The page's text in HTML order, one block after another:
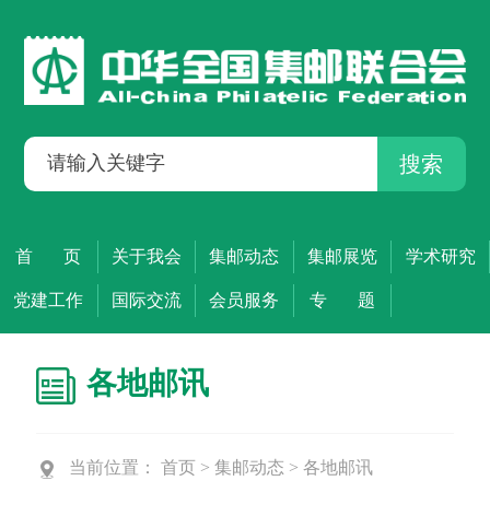
搜索
首 页 关于我会 集邮动态 集邮展览 学术研究
党建工作 国际交流 会员服务 专 题
各地邮讯
当前位置： 首页 > 集邮动态 > 各地邮讯